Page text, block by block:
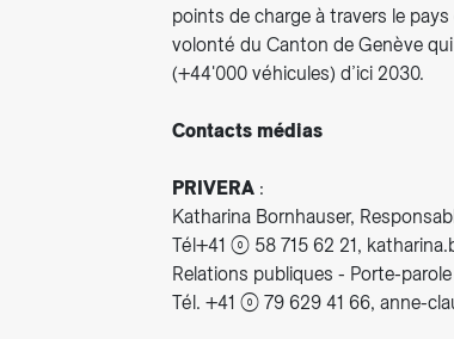
points de charge à travers le
volonté du Canton de Genève
(+44'000 véhicules) d’ici 2030.
Contacts médias
PRIVERA :
Katharina Bornhauser,
Tél+41 (0) 58 715 62 21,
Relations publiques - Porte-parole
Tél. +41 (0) 79 629 41 66, anne-